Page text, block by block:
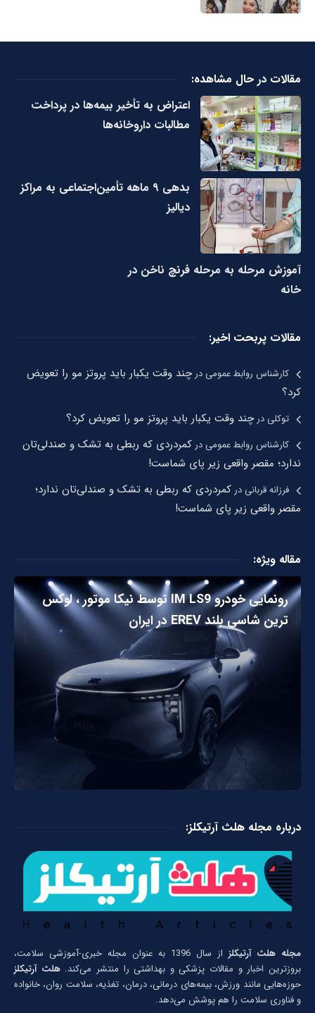
مقالات در حال مشاهده:
اعتراض به تأخیر بیمه‌ها در پرداخت
مطالبات داروخانه‌ها
بدهی ۹ ماهه تأمین‌اجتماعی به مراکز
دیالیز
آموزش مرحله به مرحله فرنچ ناخن در
خانه
مقالات پربحت اخیر:
کارشناس روابط عمومیدرچند وقت یکبار باید پروتز مو را تعویض
کرد؟
توکلیدرچند وقت یکبار باید پروتز مو را تعویض کرد؟
کارشناس روابط عمومیدرکمردردی که ربطی به تشک و صندلی‌تان
ندارد؛ مقصر واقعی زیر پای شماست!
فرزانه قربانیدرکمردردی که ربطی به تشک و صندلی‌تان ندارد؛
مقصر واقعی زیر پای شماست!
مقاله ویژه:
رونمایی خودرو IM LS9 توسط نیکا موتور ، لوکس
ترین شاسی بلند EREV در ایران
درباره مجله هلث آرتیکلز:
مجله هلث آرتیکلز
از سال 1396 به عنوان مجله خبری-آموزشی سلامت،
بروزترین اخبار و مقالات پزشکی و بهداشتی را منتشر می‌کند.هلث آرتیکلز
حوزه‌هایی مانند ورزش، بیمه‌های درمانی، درمان، تغذیه، سلامت روان، خانواده
و فناوری سلامت را هم پوشش می‌دهد.